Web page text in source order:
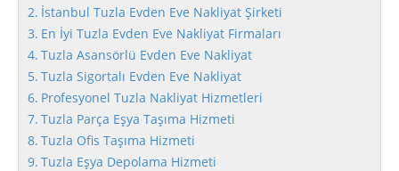
İstanbul Tuzla Evden Eve Nakliyat Şirketi
En İyi Tuzla Evden Eve Nakliyat Firmaları
Tuzla Asansörlü Evden Eve Nakliyat
Tuzla Sigortalı Evden Eve Nakliyat
Profesyonel Tuzla Nakliyat Hizmetleri
Tuzla Parça Eşya Taşıma Hizmeti
Tuzla Ofis Taşıma Hizmeti
Tuzla Eşya Depolama Hizmeti